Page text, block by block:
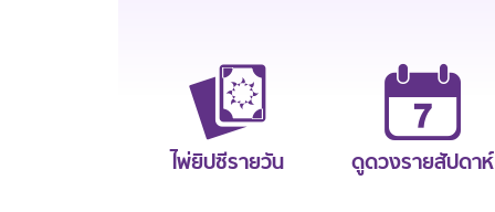
ไพ่ยิปซีรายวัน ดูดวงรายสัปดาห์